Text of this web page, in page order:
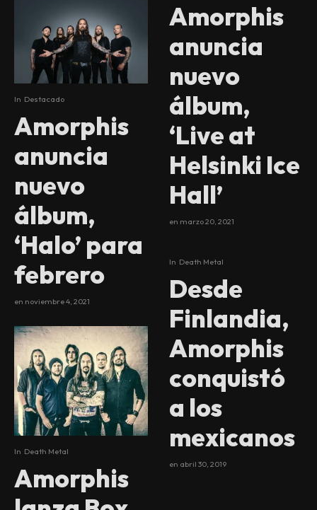
In Destacado
Amorphis
anuncia
nuevo
álbum,
‘Halo’ para
febrero
en noviembre 4, 2021
In Death Metal
Amorphis
Amorphis
anuncia
nuevo
álbum,
‘Live at
Helsinki Ice
Hall’
en marzo 20, 2021
In Death Metal
Desde
Finlandia,
Amorphis
conquistó
a los
mexicanos
en abril 30, 2019